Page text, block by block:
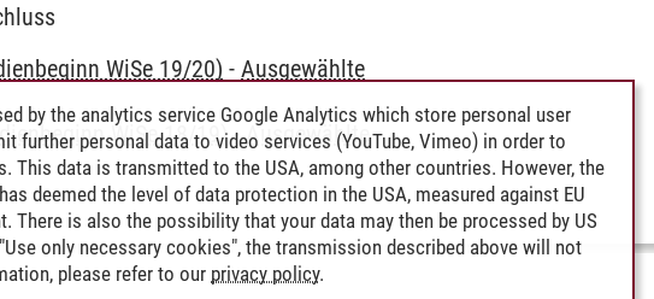
WiSe 19/20) -Ausgewählte
WiSe 18/19)-Ausgewählte
by the analytics service Google Analytics which store personal user
further personal data to video services (YouTube, Vimeo) in order to
This data is transmitted to the USA, among other countries. However, the
deemed the level of data protection in the USA, measured against EU
There is also the possibility that your data may then be processed by US
only necessary cookies", the transmission described above will not
please refer to our privacy policy.